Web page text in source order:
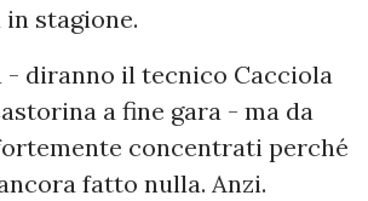
stagione.
- diranno il tecnico Cacciola
a fine gara - ma da
concentrati perché
fatto nulla. Anzi.